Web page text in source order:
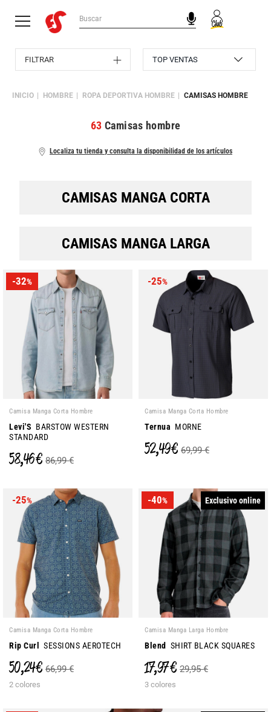
INICIO HOMBRE ROPA DEPORTIVA HOMBRE CAMISAS HOMBRE
Localiza tu tienda y consulta la disponibilidad de los artículos
63 Camisas hombre
CAMISAS MANGA CORTA
CAMISAS MANGA LARGA
-32%
Camisa Manga Corta Hombre
Levi'S BARSTOW WESTERN
STANDARD
58,46 € 86,99 €
-25%
Camisa Manga Corta Hombre
Ternua MORNE
52,49 € 69,99 €
-25%
Camisa Manga Corta Hombre
Rip Curl SESSIONS AEROTECH
50,24 € 66,99 €
2 colores
-40% Exclusivo online
Camisa Manga Larga Hombre
Blend SHIRT BLACK SQUARES
17,97 € 29,95 €
3 colores
FILTRAR